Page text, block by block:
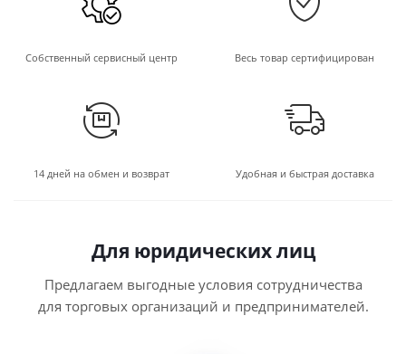
Собственный сервисный центр Весь товар сертифицирован
14 дней на обмен и возврат Удобная и быстрая доставка
Для юридических лиц
Предлагаем выгодные условия сотрудничества
для торговых организаций и предпринимателей.